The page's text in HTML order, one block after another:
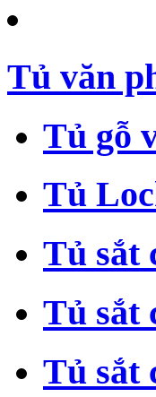
Tủ văn
Tủ gỗ
Tủ
Tủ sắt
Tủ sắt
Tủ sắt